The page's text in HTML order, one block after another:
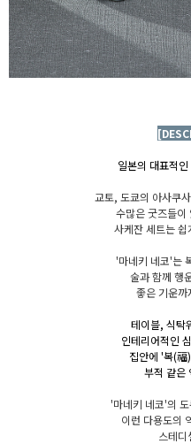
일본의 대표적
교토, 도쿄의 아사쿠
수많은 굿즈들
사케잔 세트는
'마네키 네코'는
술과 함께 행
좋은 기운까
테이블, 식탁
인테리어적인
집안에 '복(福
부적 같은
'마네키 네코'의
이런 다용도의
스테디